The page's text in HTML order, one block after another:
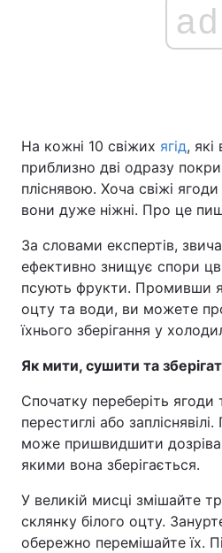
ad
На кожні 10 свіжих ягід, які
приблизно дві одразу
пліснявою. Хоча свіжі
вони дуже ніжні. Про це
За словами експертів,
ефективно знищує спори
псують фрукти. Промивши
оцту та води, ви можете
їхнього зберігання у
Як мити, сушити та
Спочатку переберіть ягоди
перестиглі або
може пришвидшити
якими вона зберігається.
У великій мисці змішайте
склянку білого оцту.
обережно перемішайте їх.